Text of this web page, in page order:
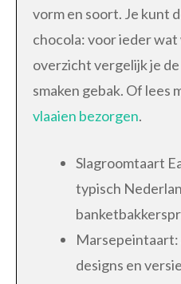
vorm en soort. Je kunt
chocola: voor ieder
overzicht vergelijk je
smaken gebak. Of lees
vlaaien bezorgen.
Slagroomtaart
typisch
Marsepeintaart:
designs en